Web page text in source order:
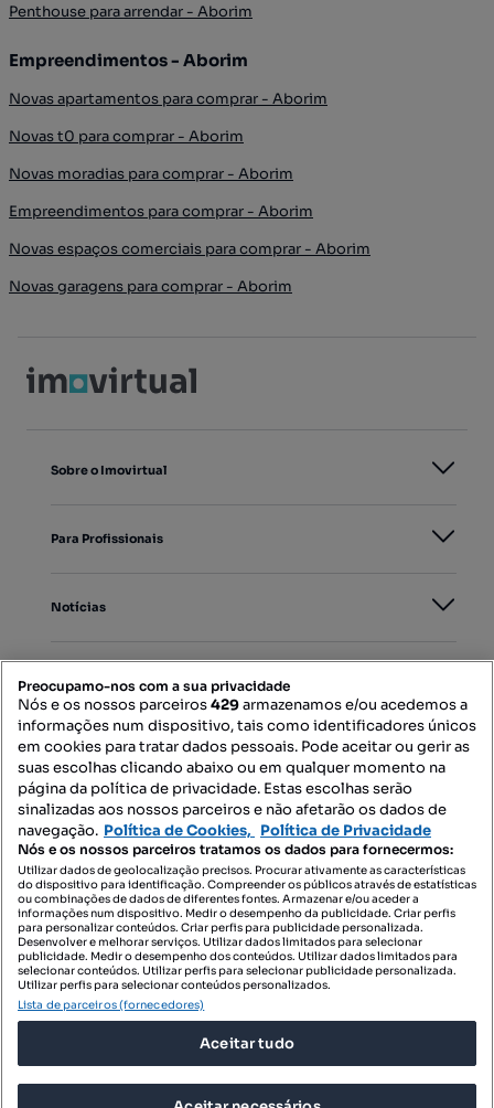
Penthouse para arrendar - Aborim
Empreendimentos - Aborim
Novas apartamentos para comprar - Aborim
Novas t0 para comprar - Aborim
Novas moradias para comprar - Aborim
Empreendimentos para comprar - Aborim
Novas espaços comerciais para comprar - Aborim
Novas garagens para comprar - Aborim
Sobre o Imovirtual
Para Profissionais
Notícias
Mapa do Site
Contacte-nos
SIGA-NOS:
DESCARREGAR NA:
Preocupamo-nos com a sua privacidade
Nós e os nossos parceiros429armazenamos e/ou acedemos a
informações num dispositivo, tais como identificadores únicos
em cookies para tratar dados pessoais. Pode aceitar ou gerir as
suas escolhas clicando abaixo ou em qualquer momento na
página da política de privacidade. Estas escolhas serão
sinalizadas aos nossos parceiros e não afetarão os dados de
navegação. Política de Cookies, Política de Privacidade
Nós e os nossos parceiros tratamos os dados para fornecermos:
Utilizar dados de geolocalização precisos. Procurar ativamente as características
do dispositivo para identificação. Compreender os públicos através de estatísticas
ou combinações de dados de diferentes fontes. Armazenar e/ou aceder a
informações num dispositivo. Medir o desempenho da publicidade. Criar perfis
para personalizar conteúdos. Criar perfis para publicidade personalizada.
Desenvolver e melhorar serviços. Utilizar dados limitados para selecionar
publicidade. Medir o desempenho dos conteúdos. Utilizar dados limitados para
selecionar conteúdos. Utilizar perfis para selecionar publicidade personalizada.
Utilizar perfis para selecionar conteúdos personalizados.
Lista de parceiros (fornecedores)
Aceitar tudo